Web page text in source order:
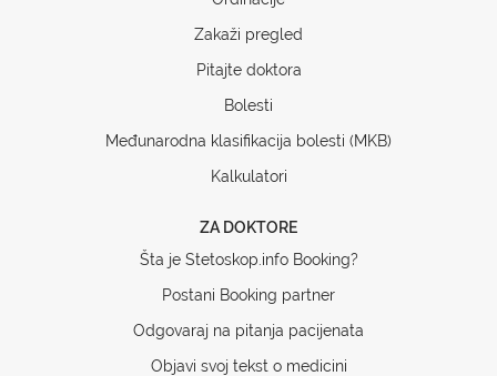
Zakaži pregled
Pitajte doktora
Bolesti
Međunarodna klasifikacija bolesti (MKB)
Kalkulatori
ZA DOKTORE
Šta je Stetoskop.info Booking?
Postani Booking partner
Odgovaraj na pitanja pacijenata
Objavi svoj tekst o medicini